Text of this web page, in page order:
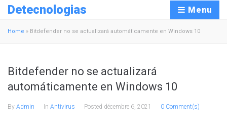
Detecnologias Menu
Home » Bitdefender no se actualizará automáticamente en Windows 10
Bitdefender no se actualizará
automáticamente en Windows 10
By Admin In Antivirus Posted décembre 6, 2021 0 Comment(s)